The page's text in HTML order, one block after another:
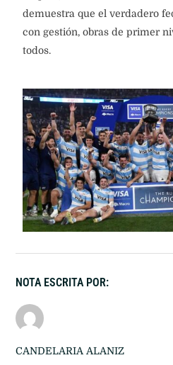
empleo, fomenta la inclusión a
demuestra que el verdadero
con gestión, obras de primer